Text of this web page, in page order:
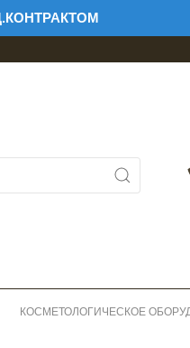
КОСМЕТОЛОГИЧЕСКОЕ